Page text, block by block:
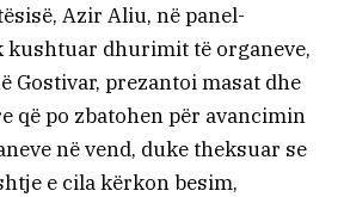
Azir Aliu, në panel-
dhurimit të organeve,
Gostivar, prezantoi masat dhe
që po zbatohen për avancimin
në vend, duke theksuar se
e cila kërkon besim,